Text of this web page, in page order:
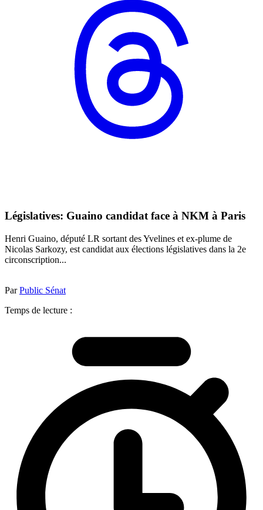
Législatives: Guaino candidat face à NKM à Paris
Henri Guaino, député LR sortant des Yvelines et ex-plume de
Nicolas Sarkozy, est candidat aux élections législatives dans la 2e
circonscription...
ParPublic Sénat
Temps de lecture :